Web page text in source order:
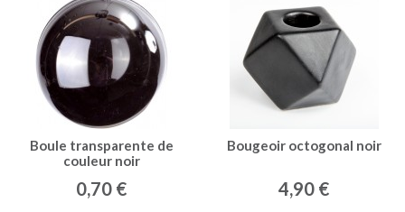
Boule transparente de
couleur noir
0,70 €
Bougeoir octogonal noir
4,90 €